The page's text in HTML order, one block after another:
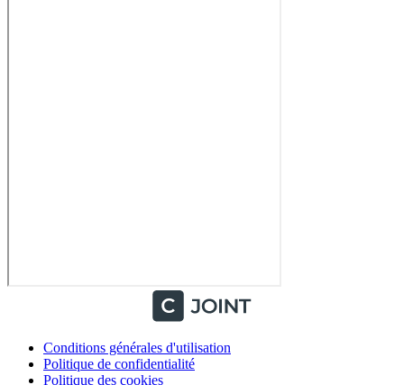
Conditions générales d'utilisation
Politique de confidentialité
Politique des cookies